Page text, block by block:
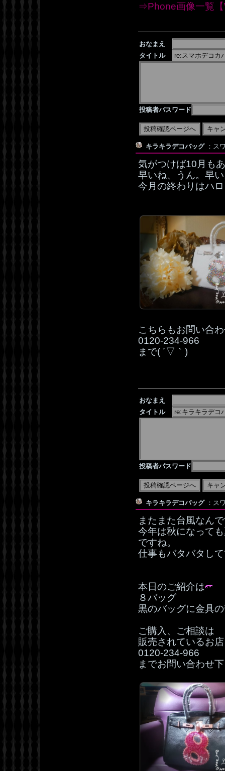
⇒Phone画像一覧
おなまえ
タイトル
投稿者パスワード
キラキラデコバッグ ：ス
気がつけば10月も
早いね、うん。早
今月の終わりはハ
こちらもお問い合
0120‐234‐966
まで( ´▽｀)
おなまえ
タイトル
投稿者パスワード
キラキラデコバッグ ：ス
またまた台風なん
今年は秋になって
ですね。
仕事もバタバタし
本日のご紹介は
８バッグ
黒のバッグに金具
ご購入、ご相談は
販売されているお店
0120‐234‐966
までお問い合わせ